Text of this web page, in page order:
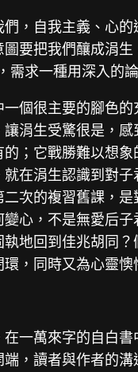
，自我主義、心
要把我們釀成涓
求一種用深入的
個很主要的腳色
涓生受驚很是，
；它戰勝難以想
在涓生認識到對
次的複習舊課，
心，不是無愛后
地回到佳兆胡同
，同時又為心靈
一萬來字的自白
，讀者與作者的